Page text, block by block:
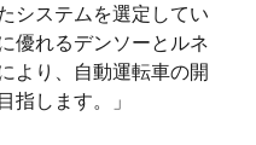
システムを選定してい
優れるデンソーとルネ
より、自動運転車の開
指します。」